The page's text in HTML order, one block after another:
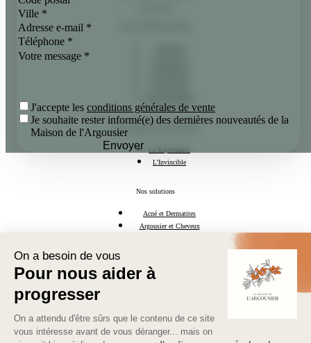
J'accepte les conditions générales de vente
Je souhaite rester informé(e) des dernières nouveautés de la
Maison de l'Argousier
Envoyer
Nos compléments alimentaires
La Rayonnante
L’Invincible
Nos solutions
Acné et Dermatites
Argousier et Cheveux
Les Oméga 7
Les bienfaits de l'argousier